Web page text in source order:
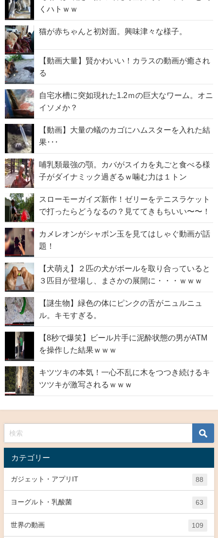
くハトｗｗ
猫が赤ちゃんと初対面。興味津々な様子。
【動画大量】賢かわいい！カラスの動画が癒され
る
自宅水槽に突如現れた1.2ｍの巨大なワーム。オニ
イソメか？
【動画】大量の蟻のカゴにハムスターを入れた結
果･･･
哺乳類最強の顎。カバがスイカを丸ごと食べる様
子がダイナミック過ぎるｗ噛む力は１トン
スローモーガイズ新作！ゼリーをテニスラケット
で打ったらどうなるの？見ててきもちいい〜〜！
カメレオンがシャボン玉を見てはしゃぐ動画が話
題！
【犬萌え】２匹の犬がボールを取り合っていると
３匹目が登場し、まさかの展開に・・・ｗｗｗ
【謎生物】緑色の体にピンクの舌がニュルニュ
ル。キモすぎる。
【8秒で爆笑】ビール片手に泥酔状態の男がATM
を操作した結果ｗｗｗ
キツツキの本気！一心不乱に木をつつき続けるキ
ツツキが激写されるｗｗｗ
カテゴリー
ガジェット・アプリIT 88
ヨーグルト・乳酸菌 63
世界の動画 109